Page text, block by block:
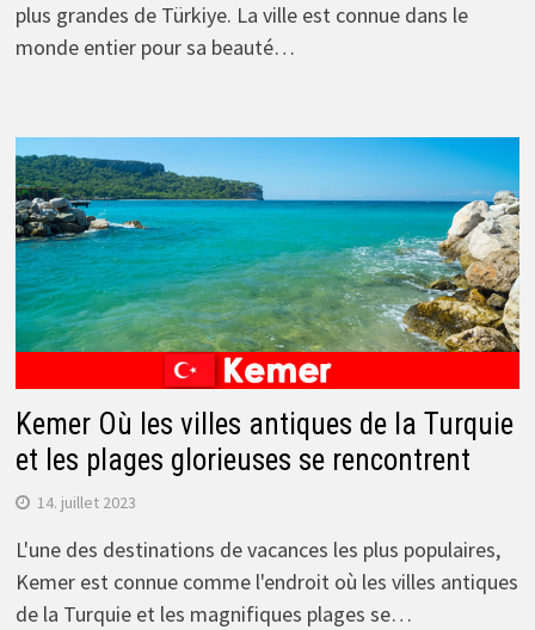
plus grandes de Türkiye. La ville est connue dans le
monde entier pour sa beauté…
Kemer Où les villes antiques de la Turquie
et les plages glorieuses se rencontrent
14. juillet 2023
L'une des destinations de vacances les plus populaires,
Kemer est connue comme l'endroit où les villes antiques
de la Turquie et les magnifiques plages se…